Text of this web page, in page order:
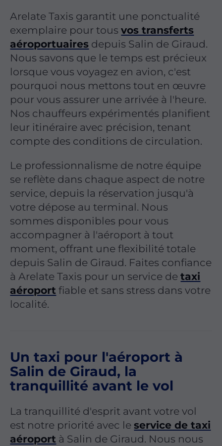
Arelate Taxis garantit une ponctualité
exemplaire pour tousvos transferts
aéroportuaires depuis Salin de Giraud.
Nous savons que le temps est précieux
lorsque vous voyagez en avion, c'est
pourquoi nous mettons tout en œuvre
pour vous assurer une arrivée à l'heure.
Nos chauffeurs expérimentés planifient
leur itinéraire avec précision, tenant
compte des conditions de circulation.
Le professionnalisme de notre équipe
se reflète dans chaque aspect de notre
service, depuis la réservation jusqu'à
votre dépose au terminal. Nous
sommes disponibles pour vous
accompagner à l'aéroport à tout
moment, offrant une flexibilité totale
depuis Salin de Giraud. Faites confiance
à Arelate Taxis pour un service detaxi
aéroport fiable et sans stress dans votre
localité.
Un taxi pour l'aéroport à
Salin de Giraud, la
tranquillité avant le vol
La tranquillité d'esprit avant votre vol
est notre priorité avec leservice de taxi
aéroport à Salin de Giraud. Nous nous